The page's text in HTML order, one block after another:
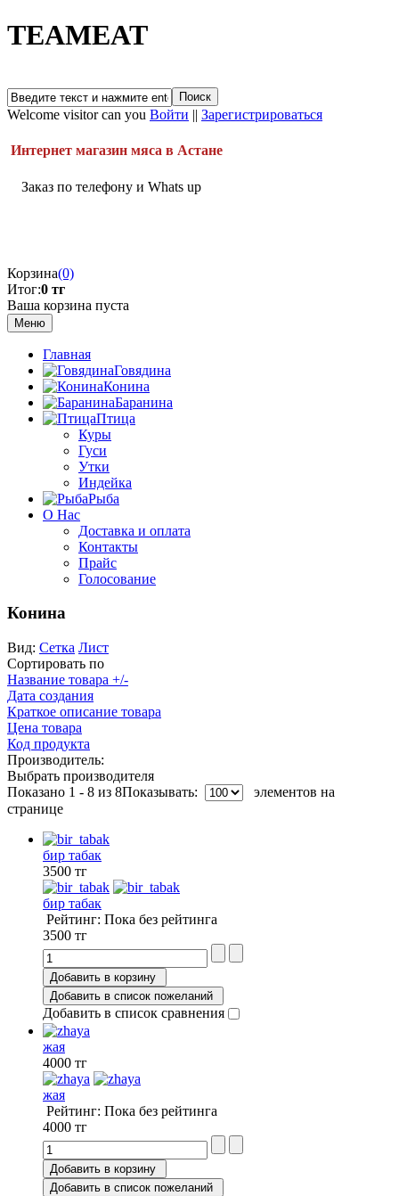
TEAMEAT
Welcome visitor can you Войти || Зарегистрироваться
Интернет магазин мяса в Астане
Заказ по телефону и Whats up
Корзина(0)
Итог:0 тг
Ваша корзина пуста
Меню
Главная
Говядина
Конина
Баранина
Птица
Куры
Гуси
Утки
Индейка
Рыба
О Нас
Доставка и оплата
Контакты
Прайс
Голосование
Конина
Вид: Сетка Лист
Сортировать по
Название товара +/-
Дата создания
Краткое описание товара
Цена товара
Код продукта
Производитель:
Выбрать производителя
Показано 1 - 8 из 8Показывать:
элементов на
странице
бир табак
3500 тг
бир табак
Рейтинг: Пока без рейтинга
3500 тг
Добавить в корзину
Добавить в список пожеланий
Добавить в список сравнения
жая
4000 тг
жая
Рейтинг: Пока без рейтинга
4000 тг
Добавить в корзину
Добавить в список пожеланий